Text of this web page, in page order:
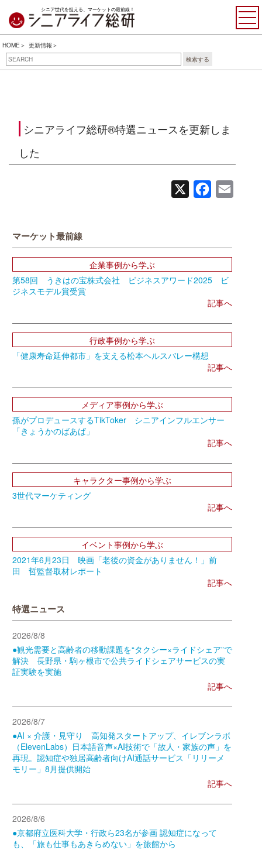
シニア世代を捉える、マーケットの最前線！
HOME
更新情報
検索する
シニアライフ総研®特選ニュースを更新しま
した
Facebook
マーケット最前線
企業事例から学ぶ
第58回 うきはの宝株式会社 ビジネスアワード2025 ビ
ジネスモデル賞受賞
記事へ
行政事例から学ぶ
「健康寿命延伸都市」を支える松本ヘルスバレー構想
記事へ
メディア事例から学ぶ
孫がプロデュースするTikToker シニアインフルエンサー
「きょうかのばあば」
記事へ
キャラクター事例から学ぶ
3世代マーケティング
記事へ
イベント事例から学ぶ
2021年6月23日 映画「老後の資金がありません！」前
田 哲監督取材レポート
記事へ
特選ニュース
2026/8/8
●観光需要と高齢者の移動課題を“タクシー×ライドシェア”で
解決 長野県・駒ヶ根市で公共ライドシェアサービスの実
証実験を実施
記事へ
2026/8/7
●AI × 介護・見守り 高知発スタートアップ、イレブンラボ
（ElevenLabs）日本語音声×AI技術で「故人・家族の声」を
再現。認知症や独居高齢者向けAI通話サービス「リリーメ
モリー」8月提供開始
記事へ
2026/8/6
●京都府立医科大学・行政ら23名が参画 認知症になって
も、「旅も仕事もあきらめない」を旅館から